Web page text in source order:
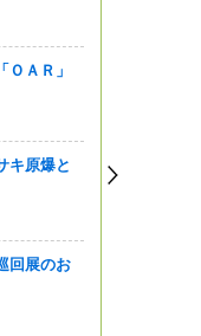
ＯＡＲ」
キ原爆と
回展のお